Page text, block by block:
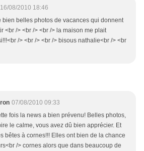
16/08/2010 18:46
bien belles photos de vacances qui donnent
<br /> <br /> <br /> la maison me plait
/> <br /> <br /> bisous nathalie<br /> <br
07/08/2010 09:33
fois la news a bien prévenu! Belles photos,
le calme, vous avez dû bien apprécier. Et
bêtes à cornes!!! Elles ont bien de la chance
/> cornes alors que dans beaucoup de